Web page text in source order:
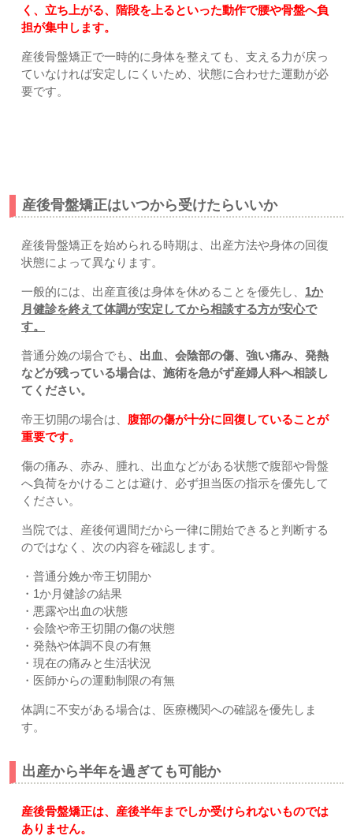
く、立ち上がる、階段を上るといった動作で腰や骨盤へ負
担が集中します。
産後骨盤矯正で一時的に身体を整えても、支える力が戻っ
ていなければ安定しにくいため、状態に合わせた運動が必
要です。
産後骨盤矯正はいつから受けたらいいか
産後骨盤矯正を始められる時期は、出産方法や身体の回復
状態によって異なります。
一般的には、出産直後は身体を休めることを優先し、 1か
月健診を終えて体調が安定してから相談する方が安心で
す。
普通分娩の場合でも、出血、会陰部の傷、強い痛み、発熱
などが残っている場合は、施術を急がず産婦人科へ相談し
てください。
帝王切開の場合は、 腹部の傷が十分に回復していることが
重要です。
傷の痛み、赤み、腫れ、出血などがある状態で腹部や骨盤
へ負荷をかけることは避け、必ず担当医の指示を優先して
ください。
当院では、産後何週間だから一律に開始できると判断する
のではなく、次の内容を確認します。
・普通分娩か帝王切開か
・1か月健診の結果
・悪露や出血の状態
・会陰や帝王切開の傷の状態
・発熱や体調不良の有無
・現在の痛みと生活状況
・医師からの運動制限の有無
体調に不安がある場合は、医療機関への確認を優先しま
す。
出産から半年を過ぎても可能か
産後骨盤矯正は、産後半年までしか受けられないものでは
ありません。